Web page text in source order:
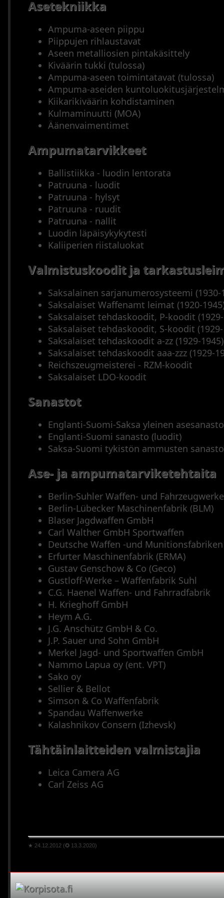
(2000–
Pienoiskiväärit
Puoliautomaatit
(1900–
1945)
Puoliautomaatit
(1946–
2023)
Sarjatuliaseet
(1900–
Sarjatuliaseet
(1946–
2023)
Mustaruutiaseet
Haulikot
Yhdistelmäaseet
Ampumatarvikkeet
Arkisto
Tähtäinkiikarit
Äänenvaimentimet
varusteet
Updates
Sitemap
Cookie
Policy
Asetekniikka
Ampuma-aseen piippu
Piippujen rihlaustavat
Aseen metalliosien pintakäsittely
Kiväärin tukki (tulossa)
Ampuma-aseen toimintatavat (tulossa)
Ampuma-aseiden
Kiikarikiväärin kohdistaminen
Kulmaminuutti (MOA)
Äänenvaimentimet
Ampumatarvikkeet
Ballistiikka - luodin lentorata
Patruuna - luodit
Patruuna - hylsyt
Patruuna - ruudit
Patruuna - nallit
Luodin läpäisykykytesti
Kaliiperien riistaluokat
Valmistuskoodit ja
Saksalainen sarjanumerosysteemi (1930-
Saksalaiset Waffenamt leimat (1920-
Saksalaiset tehdaskoodit, P-koodit
Saksalaiset tehdaskoodit, S-koodit
Saksalaiset tehdaskoodit a-zz (1929-1945)
Saksalaiset tehdaskoodit aaa-zzz (1929-
Reichszeugmeisterei - RZM-koodit
Saksalaiset LDO-koodit
Sanastot
Englanti-Suomi-Saksa yleinen asesanasto
Englanti-Suomi sanasto (luodit)
Saksa-Suomi tykistön ammusten sanasto
Ase- ja ampumatarviketehtaita
Berlin-Suhler Waffen- und Fahrzeugwerke
Berlin-Lübecker Maschinenfabrik (BLM)
Blaser Jagdwaffen GmbH
Carl Walther GmbH Sportwaffen
Deutsche Waffen -und Munitionsfabriken
Erfurter Maschinenfabrik (ERMA)
Gustav Genschow & Co (Geco)
Gustloff-Werke – Waffenfabrik Suhl
C.G. Haenel Waffen- und Fahrradfabrik
H. Krieghoff GmbH
Heym A.G.
J.G. Anschütz GmbH & Co.
J.P. Sauer und Sohn GmbH
Merkel Jagd- und Sportwaffen GmbH
Nammo Lapua oy (ent. VPT)
Sako oy
Sellier & Bellot
Simson & Co Waffenfabrik
Spandau Waffenwerke
Kalashnikov Consern (Izhevsk)
Tähtäinlaitteiden valmistajia
Leica Camera AG
Carl Zeiss AG
★ 24.12.2012 (✪ 13.3.2020)